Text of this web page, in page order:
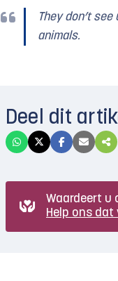
They don’t
animals.
Deel dit
Waardeert u
Help ons dat